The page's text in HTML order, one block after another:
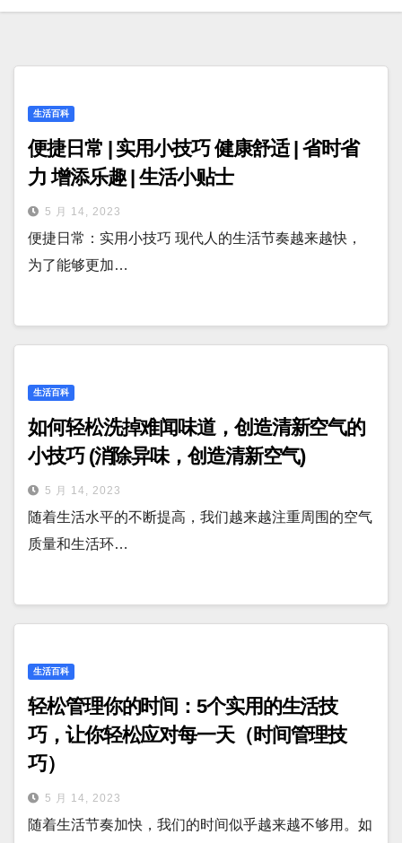
生活百科
便捷日常 | 实用小技巧 健康舒适 | 省时省
力 增添乐趣 | 生活小贴士
5 月 14, 2023
便捷日常：实用小技巧 现代人的生活节奏越来越快，
为了能够更加…
生活百科
如何轻松洗掉难闻味道，创造清新空气的
小技巧 (消除异味，创造清新空气)
5 月 14, 2023
随着生活水平的不断提高，我们越来越注重周围的空气
质量和生活环…
生活百科
轻松管理你的时间：5个实用的生活技
巧，让你轻松应对每一天（时间管理技
巧）
5 月 14, 2023
随着生活节奏加快，我们的时间似乎越来越不够用。如